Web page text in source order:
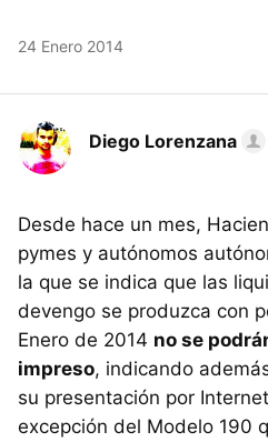
24 Enero 2014
Diego Lorenzana
Desde hace un mes,
pymes y autónomos
la que se indica que las
devengo se produzca con
Enero de 2014 no se
impreso, indicando
su presentación por
excepción del Modelo 190